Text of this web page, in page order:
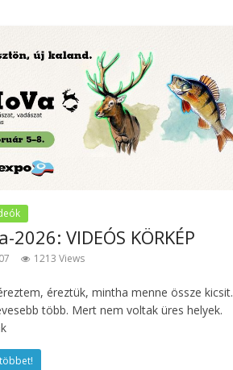
2026: VIDEÓS KÖRKÉP
1213 Views
éreztük, mintha menne össze kicsit.
több. Mert nem voltak üres helyek.